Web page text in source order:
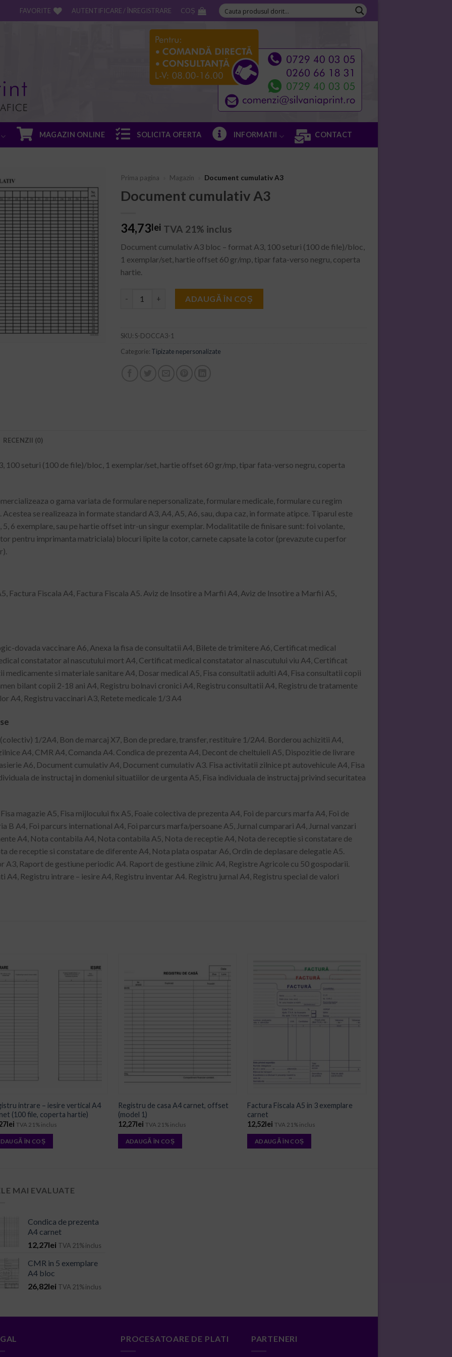
FAVORITE AUTENTIFICARE / ÎNREGISTRARE COȘ
MAGAZIN ONLINE SOLICITA OFERTA INFORMATII CONTACT
ADD TO
WISHLIST
Prima pagina Magazin Document cumulativ A3
Document cumulativ A3
34,73lei TVA 21% inclus
Document cumulativ A3 bloc – format A3, 100 seturi (100 de file)/bloc,
1 exemplar/set, hartie offset 60 gr/mp, tipar fata-verso negru, coperta
hartie.
Cantitate Document cumulativ A3
ADAUGĂ ÎN COȘ
SKU: S-DOCCA3-1
Categorie: Tipizate nepersonalizate
RECENZII (0)
100 seturi (100 de file)/bloc, 1 exemplar/set, hartie offset 60 gr/mp, tipar fata-verso negru, coperta
o gama variata de formulare nepersonalizate, formulare medicale, formulare cu regim
se realizeaza in formate standard A3, A4, A5, A6, sau, dupa caz, in formate atipce. Tiparul este
6 exemplare, sau pe hartie offset intr-un singur exemplar. Modalitatile de finisare sunt: foi volante,
pentru imprimanta matriciala) blocuri lipite la cotor, carnete capsate la cotor (prevazute cu perfor
Factura Fiscala A4, Factura Fiscala A5. Aviz de Insotire a Marfii A4, Aviz de Insotire a Marfii A5,
dovada vaccinare A6, Anexa la fisa de consultatii A4, Bilete de trimitere A6, Certificat medical
constatator al nascutului mort A4, Certificat medical constatator al nascutului viu A4, Certificat
si materiale sanitare A4, Dosar medical A5, Fisa consultatii adulti A4, Fisa consultatii copii
bilant copii 2-18 ani A4, Registru bolnavi cronici A4, Registru consultatii A4, Registru de tratamente
A4, Registru vaccinari A3, Retete medicale 1/3 A4
1/2A4, Bon de marcaj X7, Bon de predare, transfer, restituire 1/2A4. Borderou achizitii A4,
A4, CMR A4, Comanda A4. Condica de prezenta A4, Decont de cheltuieli A5, Dispozitie de livrare
A6, Document cumulativ A4, Document cumulativ A3. Fisa activitatii zilnice pt autovehicule A4, Fisa
de instructaj in domeniul situatiilor de urgenta A5, Fisa individuala de instructaj privind securitatea
magazie A5, Fisa mijlocului fix A5, Foaie colectiva de prezenta A4, Foi de parcurs marfa A4, Foi de
B A4, Foi parcurs international A4, Foi parcurs marfa/persoane A5, Jurnal cumparari A4, Jurnal vanzari
A4, Nota contabila A4, Nota contabila A5, Nota de receptie A4, Nota de receptie si constatare de
de receptie si constatare de diferente A4, Nota plata ospatar A6, Ordin de deplasare delegatie A5.
Raport de gestiune periodic A4. Raport de gestiune zilnic A4, Registre Agricole cu 50 gospodarii.
A4, Registru intrare – iesire A4, Registru inventar A4. Registru jurnal A4, Registru special de valori
intrare – iesire vertical A4
(100 file, coperta hartie)
lei TVA 21% inclus
ÎN COȘ
Registru de casa A4 carnet, offset
(model 1)
12,27lei TVA 21% inclus
ADAUGĂ ÎN COȘ
ADD TO
WISHLIST
Factura Fiscala A5 in 3 exemplare
carnet
12,52lei TVA 21% inclus
ADAUGĂ ÎN COȘ
MAI EVALUATE
Condica de prezenta
A4 carnet
12,27lei TVA 21% inclus
CMR in 5 exemplare
A4 bloc
26,82lei TVA 21% inclus
PROCESATOARE DE PLATI PARTENERI